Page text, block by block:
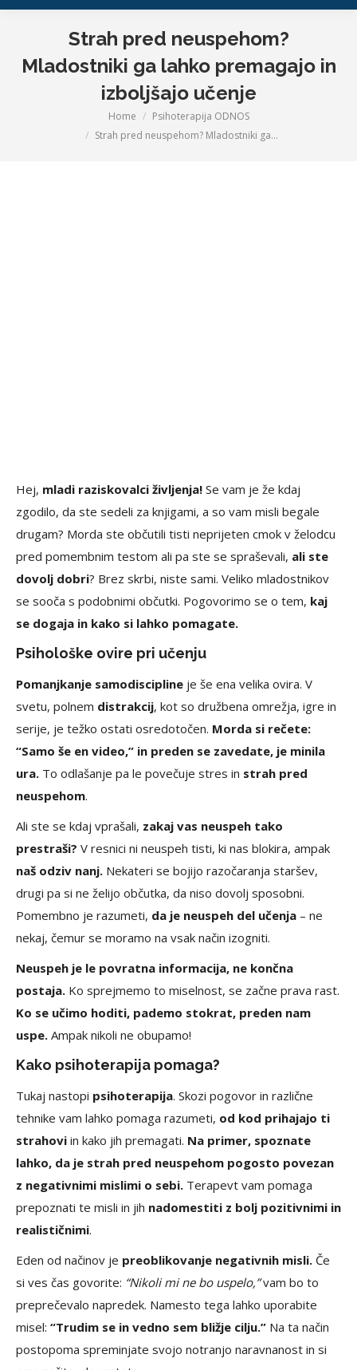
Strah pred neuspehom?
Mladostniki ga lahko premagajo in
izboljšajo učenje
Home
Psihoterapija ODNOS
Strah pred neuspehom? Mladostniki ga…
Hej, mladi raziskovalci življenja! Se vam je že kdaj
zgodilo, da ste sedeli za knjigami, a so vam misli begale
drugam? Morda ste občutili tisti neprijeten cmok v želodcu
pred pomembnim testom ali pa ste se spraševali, ali ste
dovolj dobri? Brez skrbi, niste sami. Veliko mladostnikov
se sooča s podobnimi občutki. Pogovorimo se o tem, kaj
se dogaja in kako si lahko pomagate.
Psihološke ovire pri učenju
Pomanjkanje samodiscipline je še ena velika ovira. V
svetu, polnem distrakcij, kot so družbena omrežja, igre in
serije, je težko ostati osredotočen. Morda si rečete:
“Samo še en video,” in preden se zavedate, je minila
ura. To odlašanje pa le povečuje stres in strah pred
neuspehom.
Ali ste se kdaj vprašali, zakaj vas neuspeh tako
prestraši? V resnici ni neuspeh tisti, ki nas blokira, ampak
naš odziv nanj. Nekateri se bojijo razočaranja staršev,
drugi pa si ne želijo občutka, da niso dovolj sposobni.
Pomembno je razumeti, da je neuspeh del učenja – ne
nekaj, čemur se moramo na vsak način izogniti.
Neuspeh je le povratna informacija, ne končna
postaja. Ko sprejmemo to miselnost, se začne prava rast.
Ko se učimo hoditi, pademo stokrat, preden nam
uspe. Ampak nikoli ne obupamo!
Kako psihoterapija pomaga?
Tukaj nastopi psihoterapija. Skozi pogovor in različne
tehnike vam lahko pomaga razumeti, od kod prihajajo ti
strahovi in kako jih premagati. Na primer, spoznate
lahko, da je strah pred neuspehom pogosto povezan
z negativnimi mislimi o sebi. Terapevt vam pomaga
prepoznati te misli in jih nadomestiti z bolj pozitivnimi in
realističnimi.
Eden od načinov je preoblikovanje negativnih misli. Če
si ves čas govorite: “Nikoli mi ne bo uspelo,”vam bo to
preprečevalo napredek. Namesto tega lahko uporabite
misel: “Trudim se in vedno sem bližje cilju.” Na ta način
postopoma spreminjate svojo notranjo naravnanost in si